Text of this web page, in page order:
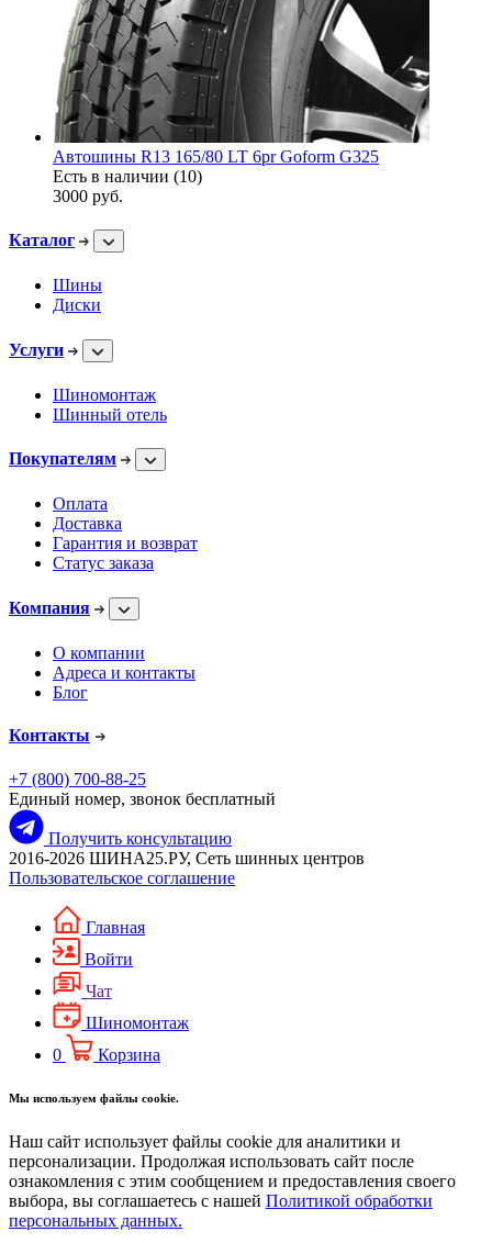
Автошины R13 165/80 LT 6pr Goform G325
Есть в наличии (10)
3000 руб.
Каталог
Шины
Диски
Услуги
Шиномонтаж
Шинный отель
Покупателям
Оплата
Доставка
Гарантия и возврат
Статус заказа
Компания
О компании
Адреса и контакты
Блог
Контакты
+7 (800) 700-88-25
Единый номер, звонок бесплатный
Получить консультацию
2016-2026 ШИНА25.РУ, Сеть шинных центров
Пользовательское соглашение
Главная
Войти
Чат
Шиномонтаж
0
Корзина
Мы используем файлы cookie.
Наш сайт использует файлы cookie для аналитики и
персонализации. Продолжая использовать сайт после
ознакомления с этим сообщением и предоставления своего
выбора, вы соглашаетесь с нашей Политикой обработки
персональных данных.